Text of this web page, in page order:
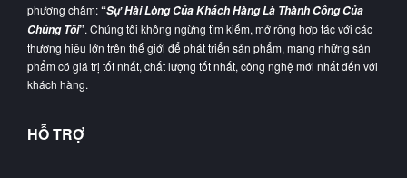
phương châm:“Sự Hài Lòng Của Khách Hàng Là Thành Công Của
Chúng Tôi”. Chúng tôi không ngừng tìm kiếm, mở rộng hợp tác với các
thương hiệu lớn trên thế giới để phát triển sản phẩm, mang những sản
phẩm có giá trị tốt nhất, chất lượng tốt nhất, công nghệ mới nhất đến với
khách hàng.
HỖ TRỢ